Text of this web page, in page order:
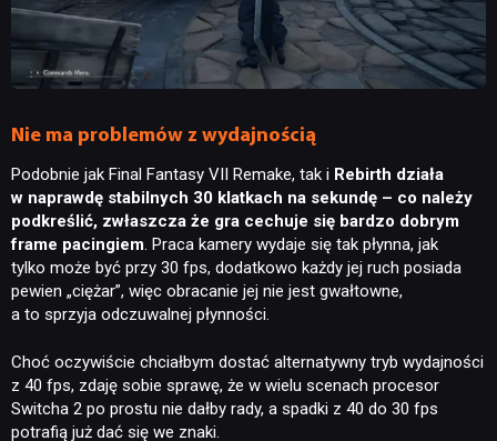
Nie ma problemów z wydajnością
Podobnie jak Final Fantasy VII Remake, tak i Rebirth działa
w naprawdę stabilnych 30 klatkach na sekundę – co należy
podkreślić, zwłaszcza że gra cechuje się bardzo dobrym
frame pacingiem. Praca kamery wydaje się tak płynna, jak
tylko może być przy 30 fps, dodatkowo każdy jej ruch posiada
pewien „ciężar”, więc obracanie jej nie jest gwałtowne,
a to sprzyja odczuwalnej płynności.
Choć oczywiście chciałbym dostać alternatywny tryb wydajności
z 40 fps, zdaję sobie sprawę, że w wielu scenach procesor
Switcha 2 po prostu nie dałby rady, a spadki z 40 do 30 fps
potrafią już dać się we znaki.